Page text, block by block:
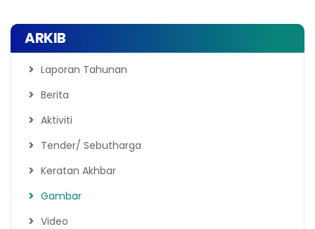
ARKIB
Laporan Tahunan
Berita
Aktiviti
Tender/ Sebutharga
Keratan Akhbar
Gambar
Video